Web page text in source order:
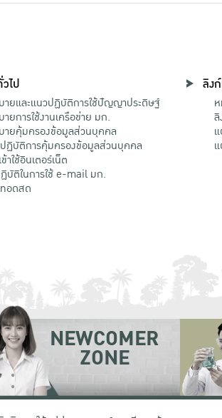
ไป
ายและแนวปฏิบัติการใช้ปัญญาประดิษฐ์
ายการใช้งานเครือข่าย มก.
ายคุ้มครองข้อมูลส่วนบุคคล
ฏิบัติการคุ้มครองข้อมูลส่วนบุคคล
าใช้อินเตอร์เน็ต
บัติในการใช้ e-mail มก.
อดสด
ลิง
NEWCOMER
ZONE